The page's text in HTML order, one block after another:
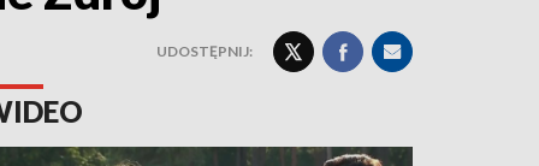
UDOSTĘPNIJ: